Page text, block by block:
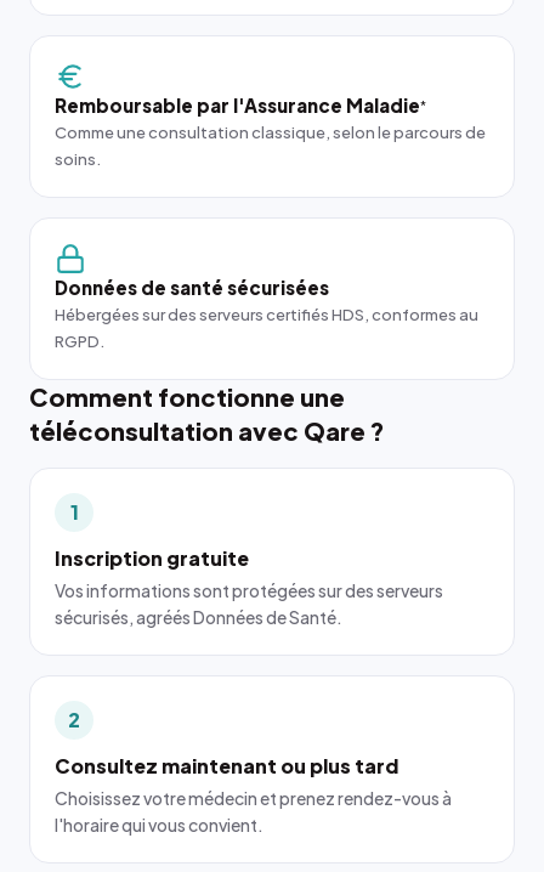
Remboursable par l'Assurance Maladie*
Comme une consultation classique, selon le parcours de
soins.
Données de santé sécurisées
Hébergées sur des serveurs certifiés HDS, conformes au
RGPD.
Comment fonctionne une
téléconsultation avec Qare ?
1
Inscription gratuite
Vos informations sont protégées sur des serveurs
sécurisés, agréés Données de Santé.
2
Consultez maintenant ou plus tard
Choisissez votre médecin et prenez rendez-vous à
l'horaire qui vous convient.